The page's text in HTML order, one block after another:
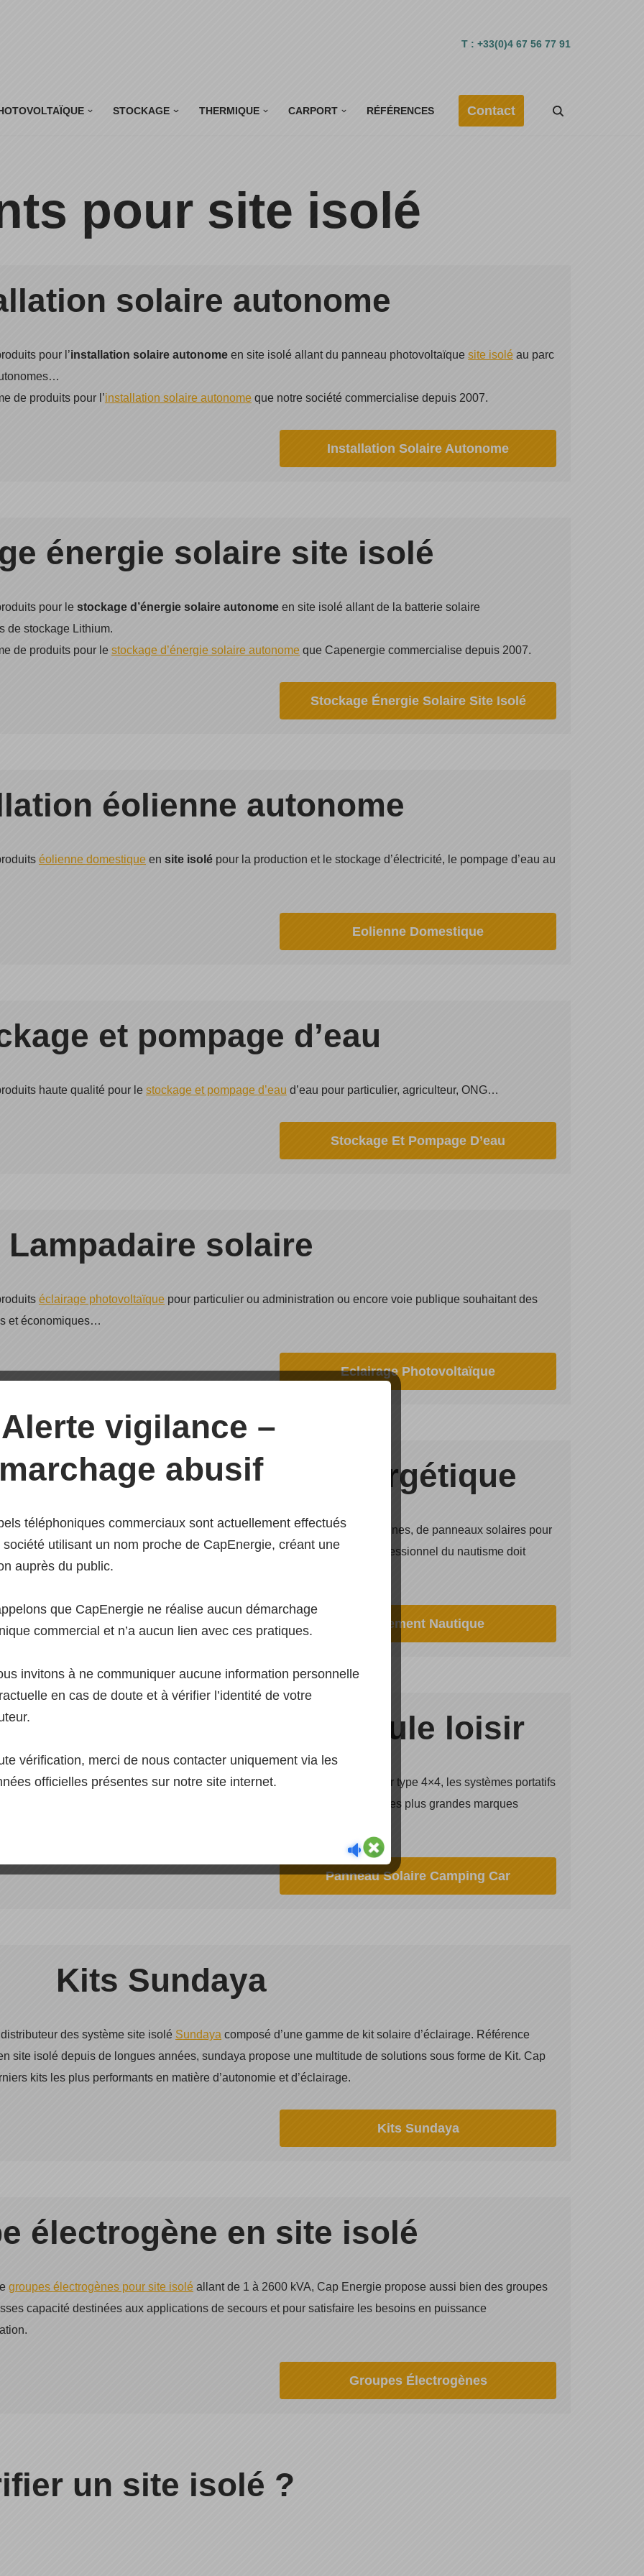
T : +33(0)4 67 56 77 91
STOCKAGE THERMIQUE CARPORT RÉFÉRENCES Contact
pour site isolé
solaire autonome
pour l’installation solaire autonome en site isolé allant du panneau photovoltaïque site isolé au parc
de produits pour l’installation solaire autonome que notre société commercialise depuis 2007.
Installation Solaire Autonome
énergie solaire site isolé
pour le stockage d’énergie solaire autonome en site isolé allant de la batterie solaire
de stockage Lithium.
de produits pour le stockage d’énergie solaire autonome que Capenergie commercialise depuis 2007.
Stockage Énergie Solaire Site Isolé
éolienne autonome
éolienne domestique en site isolé pour la production et le stockage d’électricité, le pompage d’eau au
Eolienne Domestique
et pompage d’eau
haute qualité pour le stockage et pompage d’eau d’eau pour particulier, agriculteur, ONG…
Stockage Et Pompage D’eau
Lampadaire solaire
éclairage photovoltaïque pour particulier ou administration ou encore voie publique souhaitant des
et économiques…
Eclairage Photovoltaïque
autonomie énergétique
pour l’installation d’équipement nautiquecomposée d’éoliennes marines, de panneaux solaires pour
batterie, chargeur de batterie, onduleur et terminaux… tout ce dont un professionnel du nautisme doit
énergétique d’un bateau.
Equipement Nautique
camping car & véhicule loisir
pour l’installation depanneau solaire camping car
et véhicule de loisir type 4×4, les systèmes portatifs
haut de gamme pour une utilisation extrême. Ces kits sont assemblé avec les plus grandes marques
Panneau Solaire Camping Car
Kits Sundaya
des système site isolé Sundaya composé d’une gamme de kit solaire d’éclairage. Référence
site isolé depuis de longues années, sundaya propose une multitude de solutions sous forme de Kit. Cap
kits les plus performants en matière d’autonomie et d’éclairage.
Kits Sundaya
électrogène en site isolé
groupes électrogènes pour site isolé allant de 1 à 2600 kVA, Cap Energie propose aussi bien des groupes
capacité destinées aux applications de secours et pour satisfaire les besoins en puissance
Groupes Électrogènes
un site isolé ?
Alerte vigilance –
abusif
téléphoniques commerciaux sont actuellement effectués
société utilisant un nom proche de CapEnergie, créant une
auprès du public.
que CapEnergie ne réalise aucun démarchage
commercial et n’a aucun lien avec ces pratiques.
invitons à ne communiquer aucune information personnelle
en cas de doute et à vérifier l’identité de votre
vérification, merci de nous contacter uniquement via les
officielles présentes sur notre site internet.